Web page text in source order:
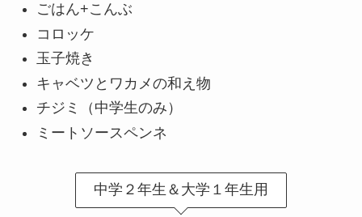
ごはん+こんぶ
コロッケ
玉子焼き
キャベツとワカメの和え物
チジミ（中学生のみ）
ミートソースペンネ
中学２年生＆大学１年生用